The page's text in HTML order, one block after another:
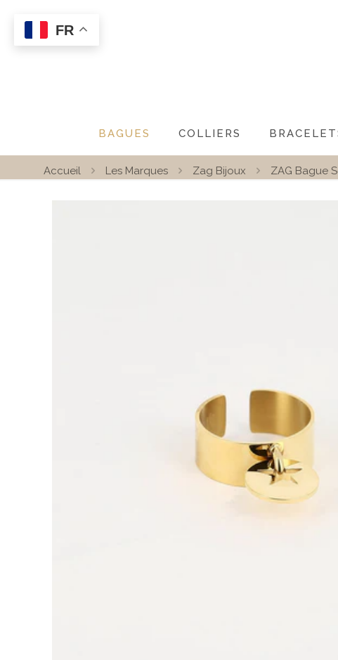
BAGUES COLLIERS
Accueil Les Marques Zag Bijoux ZAG Bague
FR